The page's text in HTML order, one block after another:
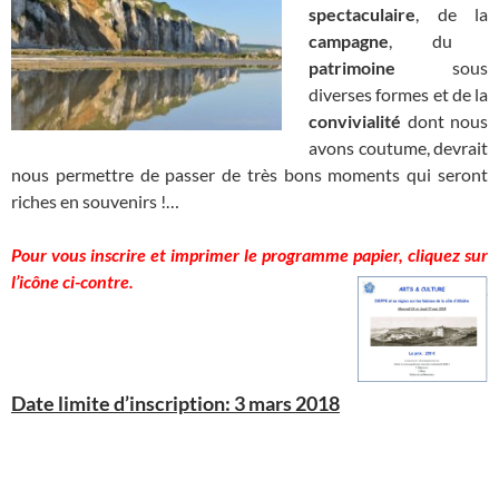
spectaculaire, de la
campagne, du
patrimoine sous
diverses formes et de la
convivialité dont nous
avons coutume, devrait
nous permettre de passer de très bons moments qui seront
riches en souvenirs !…
Pour vous inscrire et imprimer le programme papier, cliquez sur
l’icône ci-contre.
Date limite d’inscription: 3 mars 2018